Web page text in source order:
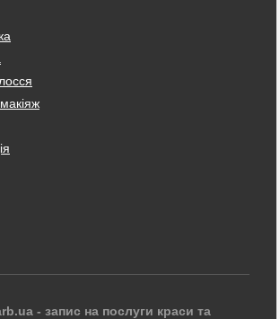
- запис на послуги краси та